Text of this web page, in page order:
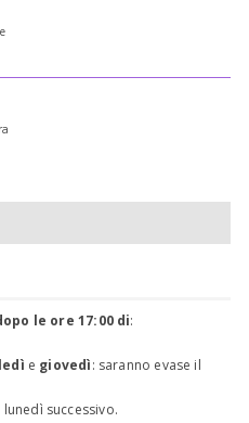
le ore 17:00 di:
e giovedì: saranno evase il
successivo.